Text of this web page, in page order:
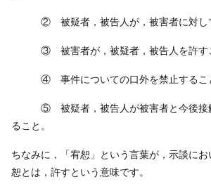
② 被疑者，被告人が，被害者に対して
③ 被害者が，被疑者，被告人を許す
④ 事件についての口外を禁止するこ
⑤ 被疑者，被告人が被害者と今後接触
ること。
ちなみに，「宥恕」という言葉が，示談に
恕とは，許すという意味です。